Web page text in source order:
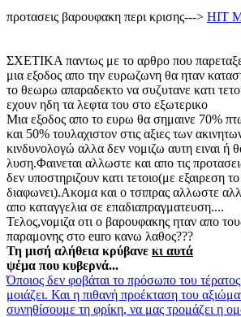
προτασεις βαρουφακη περι κρισης---> HIT
ΣΧΕΤΙΚΑ παντως με το αρθρο που
μια εξοδος απο την ευρωζωνη θα ηταν
το θεωρω απαραδεκτο να συζυτανε κατι
εχουν ηδη τα λεφτα του στο εξωτερικο
Μια εξοδος απο το ευρω θα σημαινε 70%
και 50% τουλαχιστον στις αξιες των
κινδυνολογώ αλλα δεν νομιζω αυτη ειναι ή
λυση.Φαινεται αλλωστε και απο τις
δεν υποστηριζουν κατι τετοιο(με
διαφωνει).Ακομα και ο τσιπρας αλλωστε
απο καταγγελια σε επαδιαπραγματευση....
Τελος,νομιζα οτι ο βαρουφακης ηταν απο
παραμονης στο euro κανω λαθος???
Τη μισή αλήθεια κρύβανε κι αυτά
ψέμα που κυβερνά...
Όποιος δεν φοβάται το πρόσωπο του
μοιάζει. Και η πιθανή προέκταση του
συνηθίσουμε τη φρίκη, να μας τρομάζει η